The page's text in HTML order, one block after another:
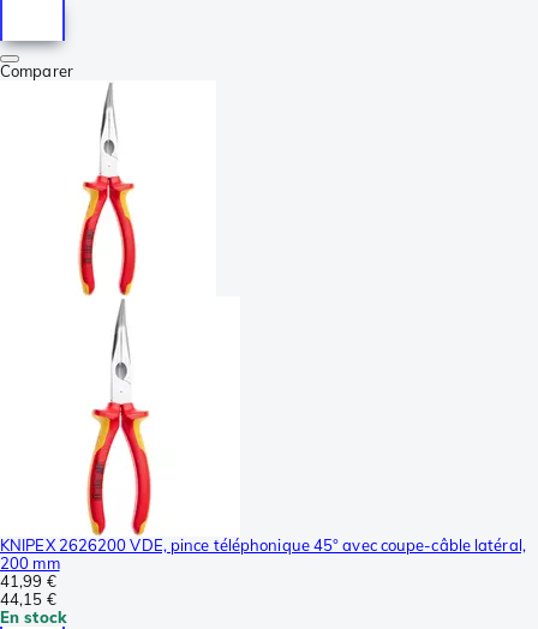
Comparer
KNIPEX 2626200 VDE, pince téléphonique 45° avec coupe-câble latéral,
200 mm
41,99 €
44,15 €
En stock